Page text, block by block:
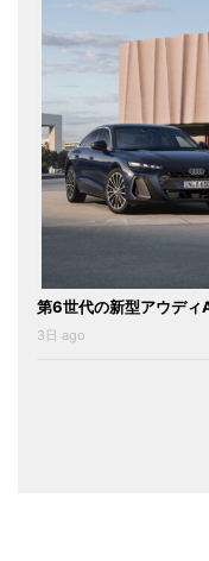
第6世代の新型アウデ
3日 ago